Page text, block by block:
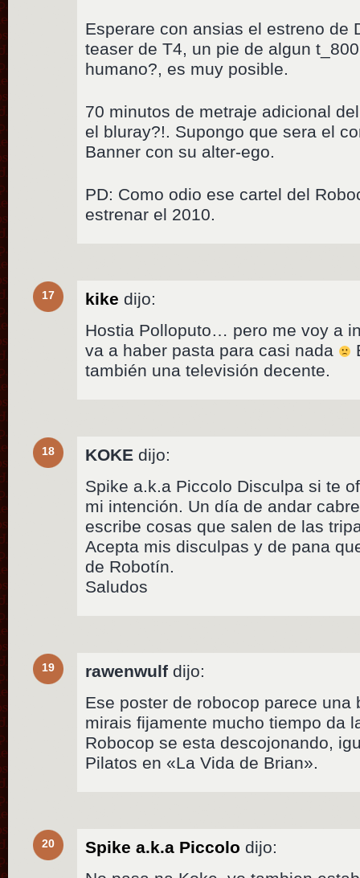
Esperare con ansias el estreno de
teaser de T4, un pie de algun
humano?, es muy posible.
70 minutos de metraje adicional
el bluray?!. Supongo que sera el
Banner con su alter-ego.
PD: Como odio ese cartel del
estrenar el 2010.
17 kike dijo:
Hostia Polloputo… pero me voy a
va a haber pasta para casi nada
también una televisión decente.
18 KOKE dijo:
Spike a.k.a Piccolo Disculpa si te
mi intención. Un día de andar
escribe cosas que salen de las
Acepta mis disculpas y de pana
de Robotín.
Saludos
19 rawenwulf dijo:
Ese poster de robocop parece una
mirais fijamente mucho tiempo da
Robocop se esta descojonando,
Pilatos en «La Vida de Brian».
20 Spike a.k.a Piccolo dijo: